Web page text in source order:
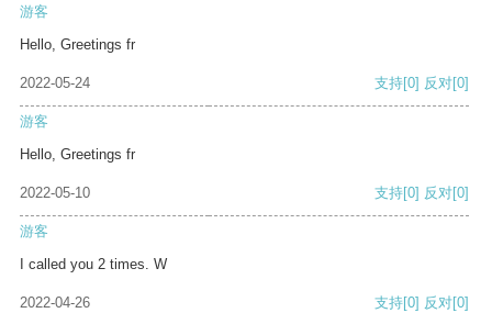
游客
Hello, Greetings fr
2022-05-24 支持[0] 反对[0]
游客
Hello, Greetings fr
2022-05-10 支持[0] 反对[0]
游客
I called you 2 times. W
2022-04-26 支持[0] 反对[0]